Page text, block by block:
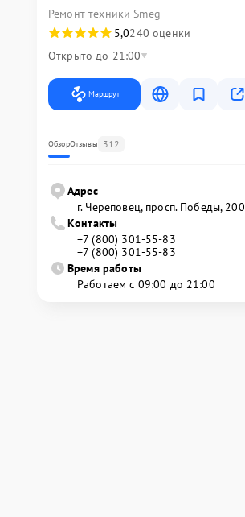
Ремонт техники Smeg
5,0240 оценки
Открыто до 21:00
Маршрут
ОбзорОтзывы 312
Адрес
г. Череповец, просп. Победы, 200
Контакты
+7 (800) 301-55-83
+7 (800) 301-55-83
Время работы
Работаем с 09:00 до 21:00